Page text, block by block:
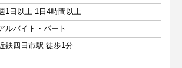
1日以上 1日4時間以上
ルバイト・パート
鉄四日市駅 徒歩1分